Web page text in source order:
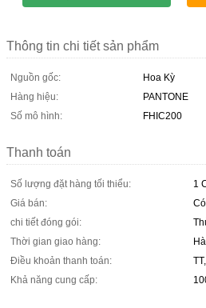
Thông tin chi tiết sản phẩm
Nguồn gốc:
Hoa Kỳ
Hàng hiệu:
PANTONE
Số mô hình:
FHIC200
Thanh toán
Số lượng đặt hàng tối thiểu:
1
Giá bán:
chi tiết đóng gói:
Thời gian giao hàng:
Điều khoản thanh toán:
Khả năng cung cấp: